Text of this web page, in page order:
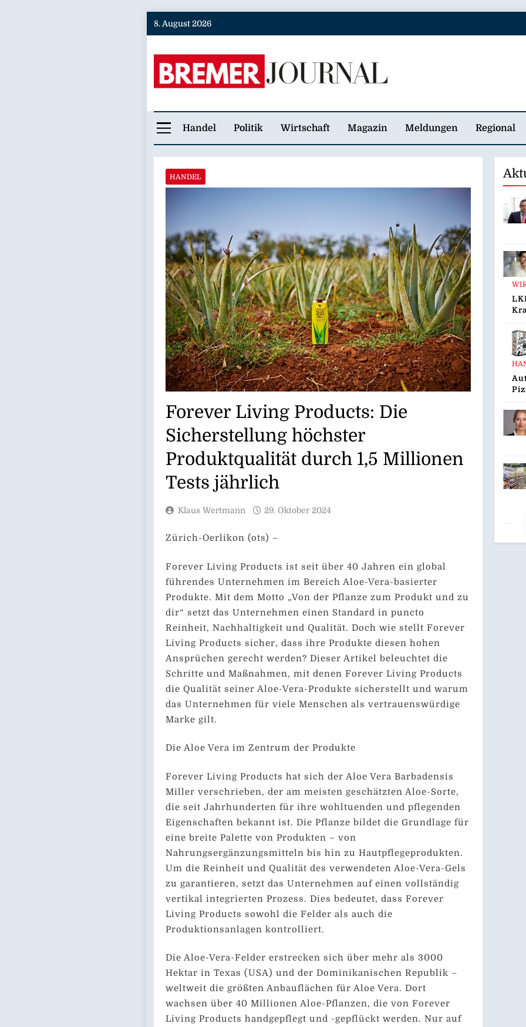
Skip
8. August 2026
Bremer Journal
Handel Politik Wirtschaft Magazin Meldungen Regional
HANDEL
Forever Living Products: Die
Sicherstellung höchster
Produktqualität durch 1,5 Millionen
Tests jährlich
Klaus Wertmann 29. Oktober 2024
Zürich-Oerlikon (ots) –
Forever Living Products ist seit über 40 Jahren ein global
führendes Unternehmen im Bereich Aloe-Vera-basierter
Produkte. Mit dem Motto „Von der Pflanze zum Produkt und zu
dir“ setzt das Unternehmen einen Standard in puncto
Reinheit, Nachhaltigkeit und Qualität. Doch wie stellt Forever
Living Products sicher, dass ihre Produkte diesen hohen
Ansprüchen gerecht werden? Dieser Artikel beleuchtet die
Schritte und Maßnahmen, mit denen Forever Living Products
die Qualität seiner Aloe-Vera-Produkte sicherstellt und warum
das Unternehmen für viele Menschen als vertrauenswürdige
Marke gilt.
Die Aloe Vera im Zentrum der Produkte
Forever Living Products hat sich der Aloe Vera Barbadensis
Miller verschrieben, der am meisten geschätzten Aloe-Sorte,
die seit Jahrhunderten für ihre wohltuenden und pflegenden
Eigenschaften bekannt ist. Die Pflanze bildet die Grundlage für
eine breite Palette von Produkten – von
Nahrungsergänzungsmitteln bis hin zu Hautpflegeprodukten.
Um die Reinheit und Qualität des verwendeten Aloe-Vera-Gels
zu garantieren, setzt das Unternehmen auf einen vollständig
vertikal integrierten Prozess. Dies bedeutet, dass Forever
Living Products sowohl die Felder als auch die
Produktionsanlagen kontrolliert.
Die Aloe-Vera-Felder erstrecken sich über mehr als 3000
Hektar in Texas (USA) und der Dominikanischen Republik –
weltweit die größten Anbauflächen für Aloe Vera. Dort
wachsen über 40 Millionen Aloe-Pflanzen, die von Forever
Living Products handgepflegt und -gepflückt werden. Nur auf